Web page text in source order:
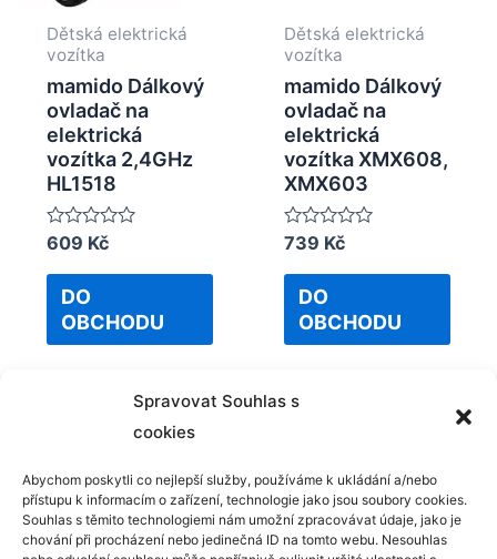
Spravovat Souhlas s
cookies
Abychom poskytli co nejlepší služby, používáme k ukládání a/nebo
přístupu k informacím o zařízení, technologie jako jsou soubory cookies.
Souhlas s těmito technologiemi nám umožní zpracovávat údaje, jako je
chování při procházení nebo jedinečná ID na tomto webu. Nesouhlas
Dětská elektrická
vozítka
mamido Dálkový
ovladač na
elektrická
vozítka 2,4GHz
HL1518
Rated
out
609 Kč
DO
OBCHODU
Dětská elektrická
vozítka
mamido Dálkový
ovladač na
elektrická
vozítka XMX608,
XMX603
Rated
out
739 Kč
DO
OBCHODU
Kontakt